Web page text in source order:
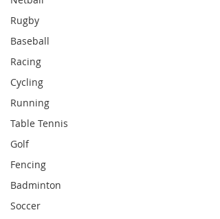
Rugby
Baseball
Racing
Cycling
Running
Table Tennis
Golf
Fencing
Badminton
Soccer